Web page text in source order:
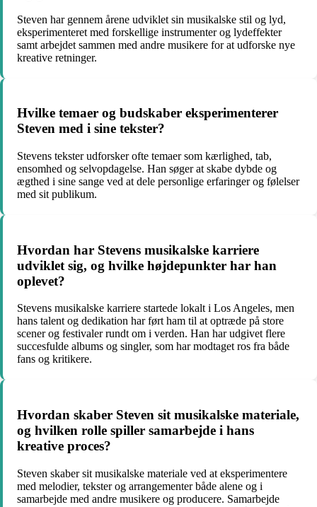
Steven har gennem årene udviklet sin musikalske stil og lyd,
eksperimenteret med forskellige instrumenter og lydeffekter
samt arbejdet sammen med andre musikere for at udforske nye
kreative retninger.
Hvilke temaer og budskaber eksperimenterer
Steven med i sine tekster?
Stevens tekster udforsker ofte temaer som kærlighed, tab,
ensomhed og selvopdagelse. Han søger at skabe dybde og
ægthed i sine sange ved at dele personlige erfaringer og følelser
med sit publikum.
Hvordan har Stevens musikalske karriere
udviklet sig, og hvilke højdepunkter har han
oplevet?
Stevens musikalske karriere startede lokalt i Los Angeles, men
hans talent og dedikation har ført ham til at optræde på store
scener og festivaler rundt om i verden. Han har udgivet flere
succesfulde albums og singler, som har modtaget ros fra både
fans og kritikere.
Hvordan skaber Steven sit musikalske materiale,
og hvilken rolle spiller samarbejde i hans
kreative proces?
Steven skaber sit musikalske materiale ved at eksperimentere
med melodier, tekster og arrangementer både alene og i
samarbejde med andre musikere og producere. Samarbejde